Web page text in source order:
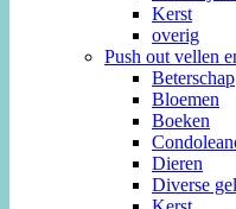
Kerst
overig
Push out vellen
Beterschap
Bloemen
Boeken
Dieren
Diverse